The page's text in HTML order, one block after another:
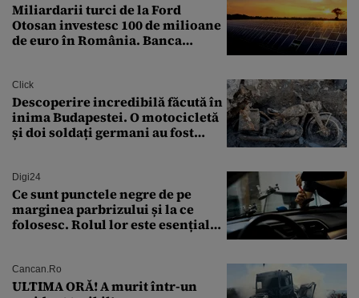
Miliardarii turci de la Ford
Otosan investesc 100 de milioane
de euro în România. Banca
Click
Descoperire incredibilă făcută în
inima Budapestei. O motocicletă
și doi soldați germani au fost
Digi24
Ce sunt punctele negre de pe
marginea parbrizului și la ce
folosesc. Rolul lor este esențial
Cancan.ro
ULTIMA ORĂ! A murit într-un